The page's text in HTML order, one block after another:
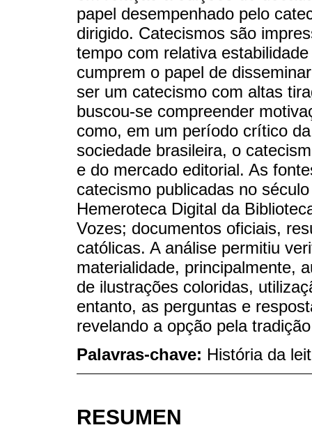
papel desempenhado pelo
dirigido. Catecismos são
tempo com relativa
cumprem o papel de
ser um catecismo com altas
buscou-se compreender
como, em um período crítico
sociedade brasileira, o
e do mercado editorial. As
catecismo publicadas no
Hemeroteca Digital da
Vozes; documentos oficiais,
católicas. A análise permitiu
materialidade, principalmente,
de ilustrações coloridas,
entanto, as perguntas e
revelando a opção pela
Palavras-chave: História da
RESUMEN